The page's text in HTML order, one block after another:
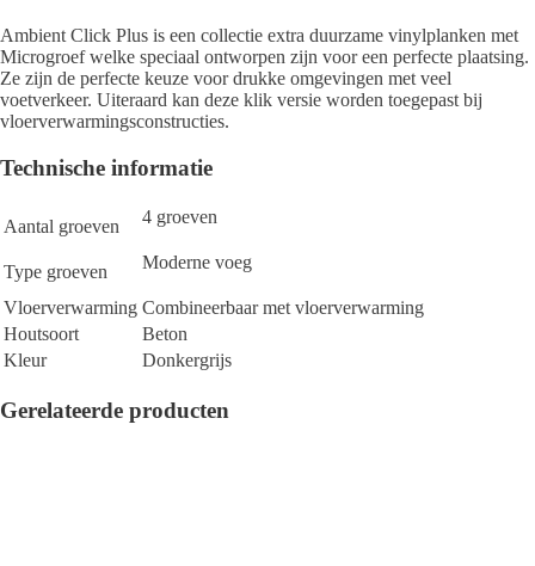
Ambient Click Plus is een collectie extra duurzame vinylplanken met
Microgroef welke speciaal ontworpen zijn voor een perfecte plaatsing.
Ze zijn de perfecte keuze voor drukke omgevingen met veel
voetverkeer. Uiteraard kan deze klik versie worden toegepast bij
vloerverwarmingsconstructies.
Technische informatie
Aantal groeven 4 groeven
Type groeven Moderne voeg
Vloerverwarming Combineerbaar met vloerverwarming
Houtsoort
Beton
Kleur
Donkergrijs
Gerelateerde producten